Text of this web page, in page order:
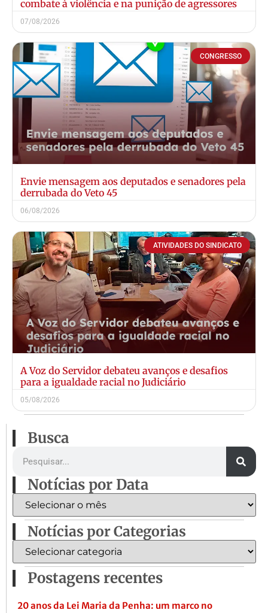
combate à violência e na punição de agressores
07/08/2026
CONGRESSO
Envie mensagem aos deputados e senadores pela
derrubada do Veto 45
06/08/2026
ATIVIDADES DO SINDICATO
A Voz do Servidor debateu avanços e desafios
para a igualdade racial no Judiciário
05/08/2026
Busca
Notícias por Data
Notícias por Categorias
Postagens recentes
20 anos da Lei Maria da Penha: um marco no